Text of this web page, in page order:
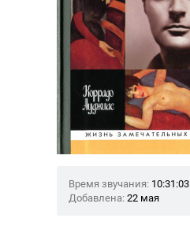
Время звучания: 10:31:03
Добавлена: 22 мая